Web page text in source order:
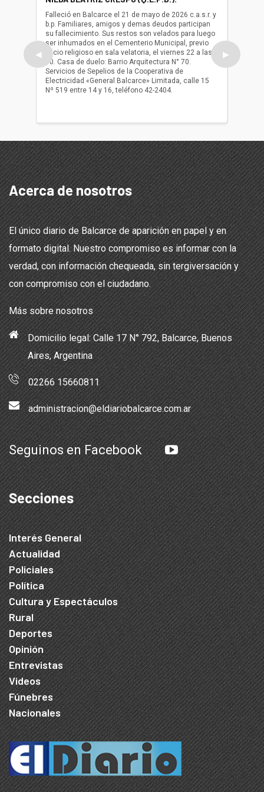
◀
Falleció en Balcarce el 21 de mayo de 2026 c.a.s.r. y
b.p. Familiares, amigos y demas deudos participan
su fallecimiento. Sus restos son velados para luego
ser inhumados en el Cementerio Municipal, previo
oficio religioso en sala velatoria, el viernes 22 a las
10. Casa de duelo: Barrio Arquitectura N° 70.
Servicios de Sepelios de la Cooperativa de
Electricidad «General Balcarce» Limitada, calle 15
Nº 519 entre 14 y 16, teléfono 42-2404.
ser
oficio
▶
Acerca de nosotros
El único diario de Balcarce de aparición en papel y en
formato digital. Nuestro compromiso es informar con la
verdad, con información chequeada, sin tergiversación y
con compromiso con el ciudadano.
Más sobre nosotros
Domicilio legal: Calle 17 N° 792, Balcarce, Buenos
Aires, Argentina
02266 15660811
administracion@eldiariobalcarce.com.ar
Seguinos en Facebook
Secciones
Interés General
Actualidad
Policiales
Política
Cultura y Espectáculos
Rural
Deportes
Opinión
Entrevistas
Videos
Fúnebres
Nacionales